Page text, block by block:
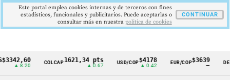
CintilloCOLCAP1621,34 pts USD/COP$4178
▲ 0.42
EUR/COP$3639
—
Este portal emplea cookies internas y de terceros con fines
estadísticos, funcionales y publicitarios. Puede aceptarlas o
consultar más en nuestra politica de cookies
CONTINUAR